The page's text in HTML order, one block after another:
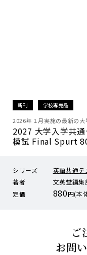
新刊 学校専売品
2026年１月実施の最新の大
2027 大学入学共
模試 Final Spurt
シリーズ
英語共通テ
著者
文英堂編集
定価
880円(本
ご
お問